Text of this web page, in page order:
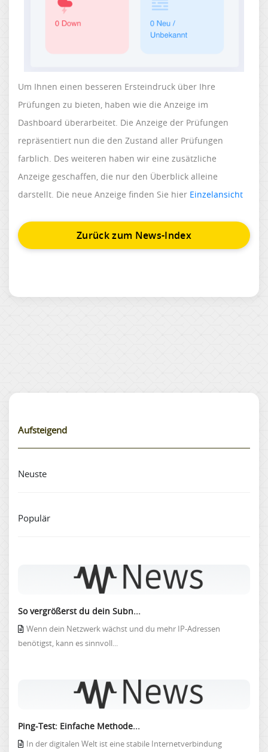
Um Ihnen einen besseren Ersteindruck über Ihre
Prüfungen zu bieten, haben wie die Anzeige im
Dashboard überarbeitet. Die Anzeige der Prüfungen
repräsentiert nun die den Zustand aller Prüfungen
farblich. Des weiteren haben wir eine zusätzliche
Anzeige geschaffen, die nur den Überblick alleine
darstellt. Die neue Anzeige finden Sie hier Einzelansicht
Zurück zum News-Index
Aufsteigend
Neuste
Populär
So vergrößerst du dein Subn...
Wenn dein Netzwerk wächst und du mehr IP-Adressen
benötigst, kann es sinnvoll...
Ping-Test: Einfache Methode...
In der digitalen Welt ist eine stabile Internetverbindung